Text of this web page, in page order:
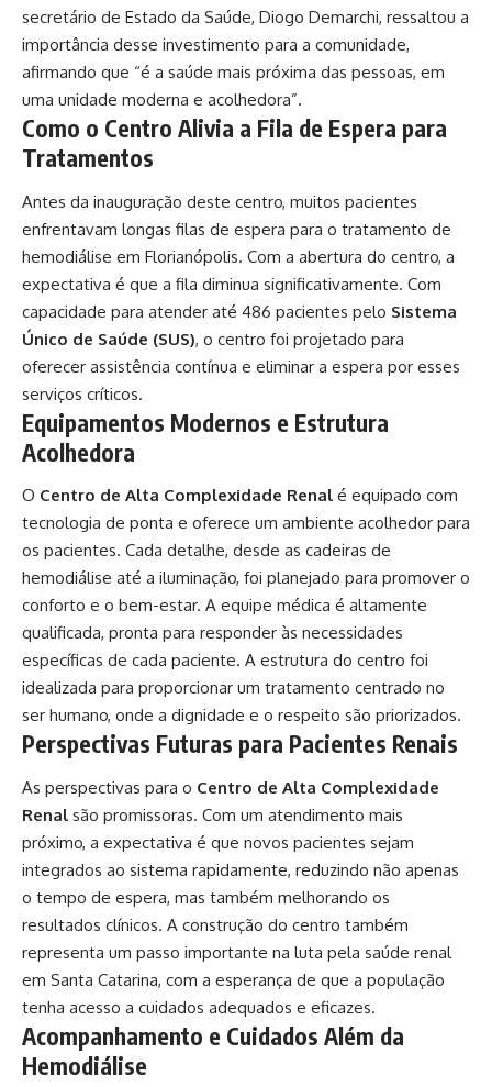
secretário de Estado da Saúde, Diogo Demarchi, ressaltou a
importância desse investimento para a comunidade,
afirmando que “é a saúde mais próxima das pessoas, em
uma unidade moderna e acolhedora”.
Como o Centro Alivia a Fila de Espera para
Tratamentos
Antes da inauguração deste centro, muitos pacientes
enfrentavam longas filas de espera para o tratamento de
hemodiálise em Florianópolis. Com a abertura do centro, a
expectativa é que a fila diminua significativamente. Com
capacidade para atender até 486 pacientes pelo Sistema
Único de Saúde (SUS), o centro foi projetado para
oferecer assistência contínua e eliminar a espera por esses
serviços críticos.
Equipamentos Modernos e Estrutura
Acolhedora
O Centro de Alta Complexidade Renal é equipado com
tecnologia de ponta e oferece um ambiente acolhedor para
os pacientes. Cada detalhe, desde as cadeiras de
hemodiálise até a iluminação, foi planejado para promover o
conforto e o bem-estar. A equipe médica é altamente
qualificada, pronta para responder às necessidades
específicas de cada paciente. A estrutura do centro foi
idealizada para proporcionar um tratamento centrado no
ser humano, onde a dignidade e o respeito são priorizados.
Perspectivas Futuras para Pacientes Renais
As perspectivas para o Centro de Alta Complexidade
Renal são promissoras. Com um atendimento mais
próximo, a expectativa é que novos pacientes sejam
integrados ao sistema rapidamente, reduzindo não apenas
o tempo de espera, mas também melhorando os
resultados clínicos. A construção do centro também
representa um passo importante na luta pela saúde renal
em Santa Catarina, com a esperança de que a população
tenha acesso a cuidados adequados e eficazes.
Acompanhamento e Cuidados Além da
Hemodiálise